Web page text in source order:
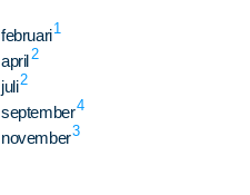
februari1
april2
juli2
september4
november3